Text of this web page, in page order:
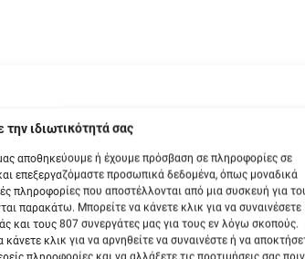
σας
αποθηκεύουμε ή έχουμε πρόσβαση σε πληροφορίες σε
επεξεργαζόμαστε προσωπικά δεδομένα, όπως μοναδικά
πληροφορίες που αποστέλλονται από μια συσκευή για
παρακάτω. Μπορείτε να κάνετε κλικ για να συναινέσετε
και τους 807 συνεργάτες μας για τους εν λόγω σκοπούς.
κάνετε κλικ για να αρνηθείτε να συναινέστε ή να